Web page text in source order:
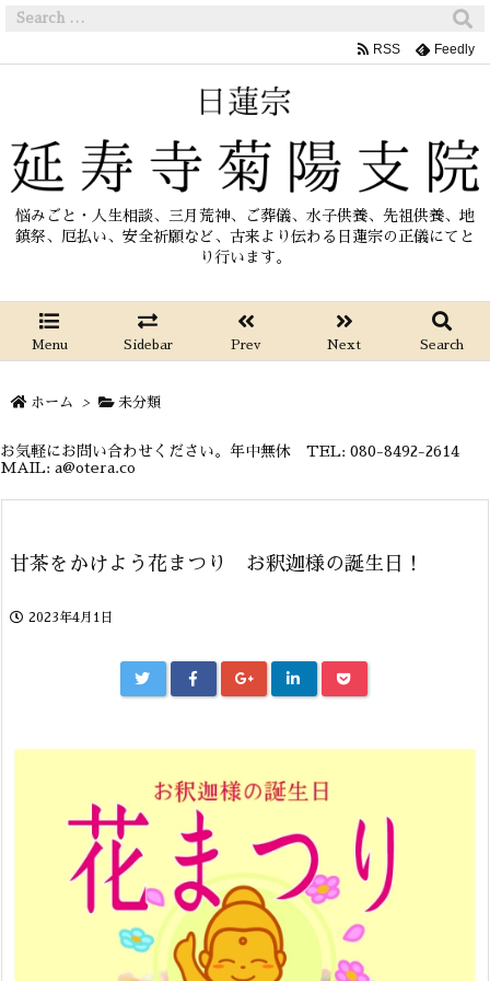
悩みごと・人生相談、三月荒神、ご葬儀、水子供養、先祖供養、地
鎮祭、厄払い、安全祈願など、古来より伝わる日蓮宗の正儀にてと
り行います。
Menu Sidebar Prev Next Search
RSS Feedly
ホーム > 未分類
お気軽にお問い合わせください。年中無休 TEL: 080-8492-2614
MAIL: a@otera.co
甘茶をかけよう花まつり お釈迦様の誕生日！
2023年4月1日